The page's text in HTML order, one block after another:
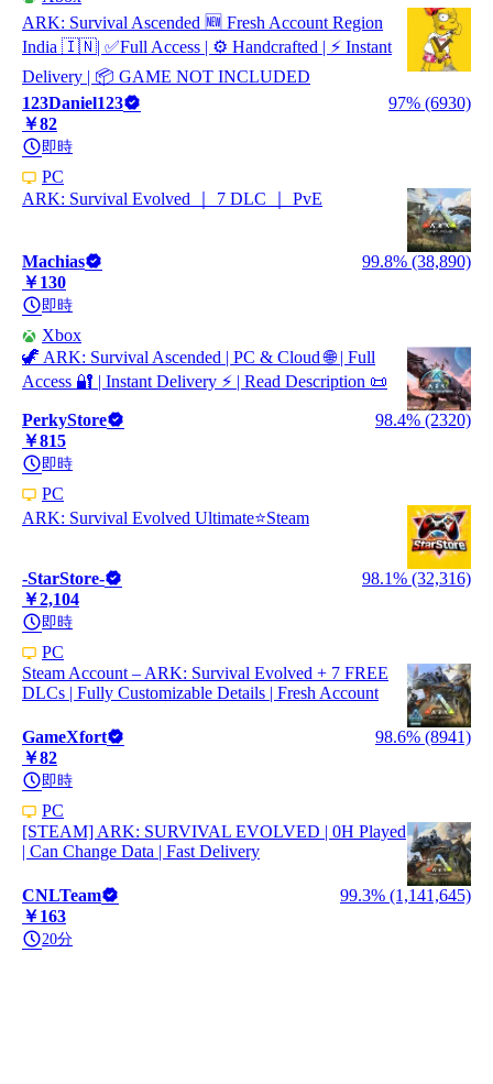
ARK: Survival Ascended 🆕 Fresh Account Region
India 🇮🇳| ✅Full Access | ⚙️ Handcrafted | ⚡ Instant
Delivery | 📦 GAME NOT INCLUDED
123Daniel123
97% (6930)
￥82
即時
PC
ARK: Survival Evolved ｜ 7 DLC ｜ PvE
Machias
99.8% (38,890)
￥130
即時
Xbox
🦖 ARK: Survival Ascended | PC & Cloud 🌐 | Full
Access 🔐 | Instant Delivery ⚡ | Read Description 📜
PerkyStore
98.4% (2320)
￥815
即時
PC
ARK: Survival Evolved Ultimate⭐️Steam
-StarStore-
98.1% (32,316)
￥2,104
即時
PC
Steam Account – ARK: Survival Evolved + 7 FREE
DLCs | Fully Customizable Details | Fresh Account
GameXfort
98.6% (8941)
￥82
即時
PC
[STEAM] ARK: SURVIVAL EVOLVED | 0H Played
| Can Change Data | Fast Delivery
CNLTeam
99.3% (1,141,645)
￥163
20分